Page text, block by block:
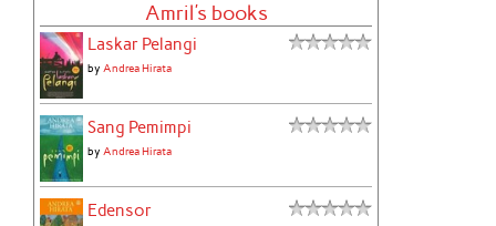
Amril's books
Laskar Pelangi
byAndrea Hirata
Sang Pemimpi
byAndrea Hirata
Edensor